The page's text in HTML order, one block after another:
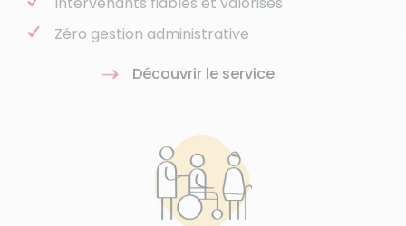
Zéro gestion administrative
Découvrir le service